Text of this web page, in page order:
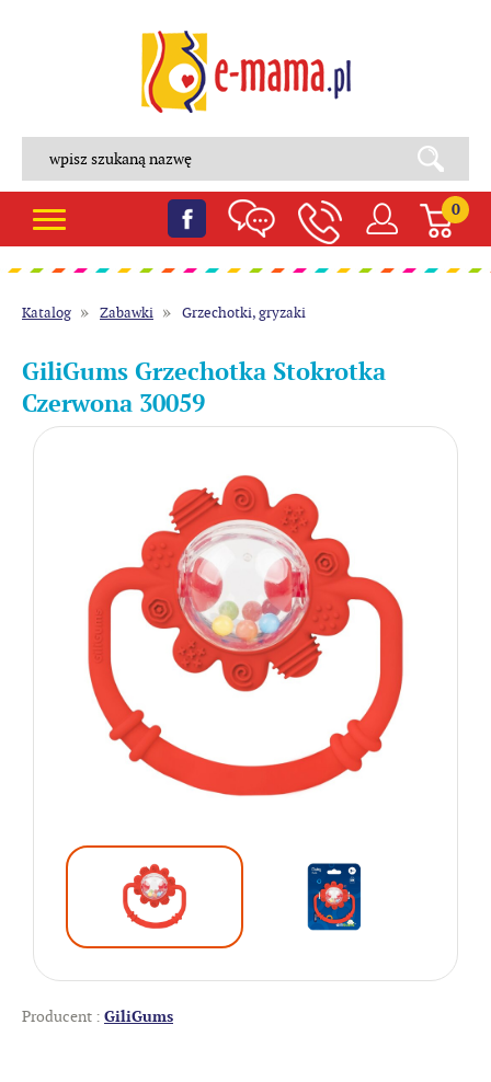
0
Katalog Zabawki Grzechotki, gryzaki
GiliGums Grzechotka Stokrotka
Czerwona 30059
Producent : GiliGums